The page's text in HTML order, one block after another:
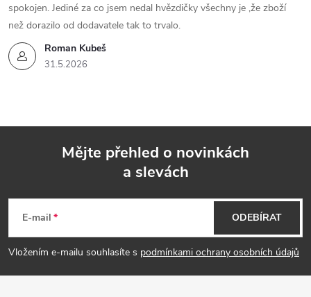
Roman Kubeš
31.5.2026
spokojen. Jediné za co jsem nedal hvězdičky všechny je ,že zboží
než dorazilo od dodavatele tak to trvalo.
p
a
Mějte přehled o novinkách
a slevách
E-mail
Vložením e-mailu souhlasíte s podmínkami ochrany osobních údajů
ODEBÍRAT